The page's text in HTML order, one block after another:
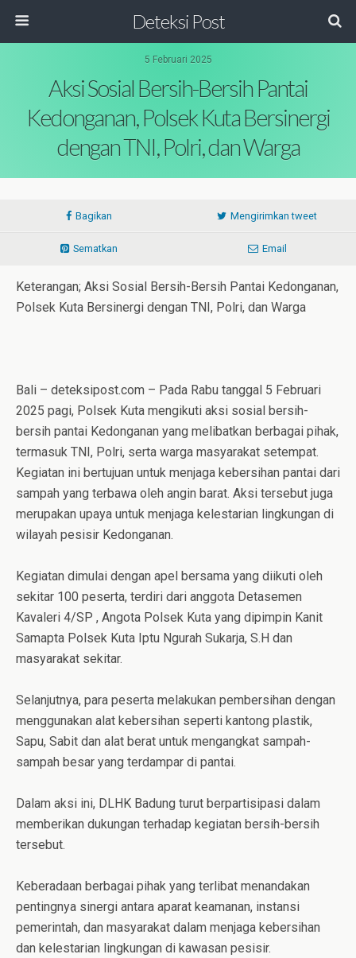
Deteksi Post
5 Februari 2025
Aksi Sosial Bersih-Bersih Pantai
Kedonganan, Polsek Kuta Bersinergi
dengan TNI, Polri, dan Warga
Bagikan Mengirimkan tweet
Sematkan Email
Keterangan; Aksi Sosial Bersih-Bersih Pantai Kedonganan,
Polsek Kuta Bersinergi dengan TNI, Polri, dan Warga
Bali – deteksipost.com – Pada Rabu tanggal 5 Februari
2025 pagi, Polsek Kuta mengikuti aksi sosial bersih-
bersih pantai Kedonganan yang melibatkan berbagai pihak,
termasuk TNI, Polri, serta warga masyarakat setempat.
Kegiatan ini bertujuan untuk menjaga kebersihan pantai dari
sampah yang terbawa oleh angin barat. Aksi tersebut juga
merupakan upaya untuk menjaga kelestarian lingkungan di
wilayah pesisir Kedonganan.
Kegiatan dimulai dengan apel bersama yang diikuti oleh
sekitar 100 peserta, terdiri dari anggota Detasemen
Kavaleri 4/SP , Angota Polsek Kuta yang dipimpin Kanit
Samapta Polsek Kuta Iptu Ngurah Sukarja, S.H dan
masyarakat sekitar.
Selanjutnya, para peserta melakukan pembersihan dengan
menggunakan alat kebersihan seperti kantong plastik,
Sapu, Sabit dan alat berat untuk mengangkat sampah-
sampah besar yang terdampar di pantai.
Dalam aksi ini, DLHK Badung turut berpartisipasi dalam
memberikan dukungan terhadap kegiatan bersih-bersih
tersebut.
Keberadaan berbagai pihak yang terlibat menandakan
pentingnya sinergi antara aparat keamanan, instansi
pemerintah, dan masyarakat dalam menjaga kebersihan
dan kelestarian lingkungan di kawasan pesisir.